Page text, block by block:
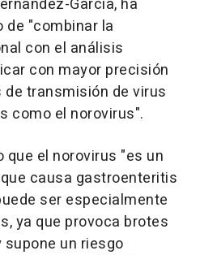
García, ha
de "combinar la
con el análisis
con mayor precisión
transmisión de virus
como el norovirus".
que el norovirus "es un
causa gastroenteritis
ser especialmente
ya que provoca brotes
un riesgo